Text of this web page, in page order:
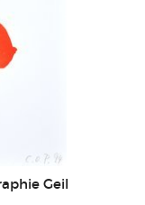
Geil